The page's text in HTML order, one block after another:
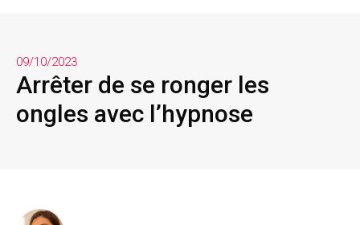
09/10/2023
Arrêter de se ronger les
ongles avec l’hypnose